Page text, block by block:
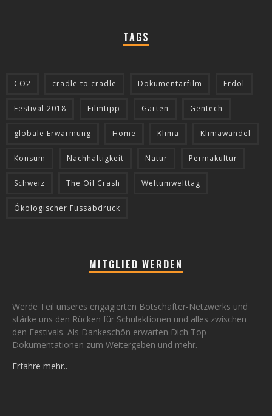
TAGS
CO2 cradle to cradle Dokumentarfilm Erdöl
Festival 2018 Filmtipp Garten Gentech
globale Erwärmung Home Klima Klimawandel
Konsum Nachhaltigkeit Natur Permakultur
Schweiz The Oil Crash Weltumwelttag
Ökologischer Fussabdruck
MITGLIED WERDEN
Werde Teil unseres engagierten Botschafter-Netzwerks und
stärke uns den Rücken für Schulaktionen und alles zwischen
den Festivals. Als Dankeschön erwarten Dich Top-
Dokumentationen zum Weitergeben und mehr.
Erfahre mehr..